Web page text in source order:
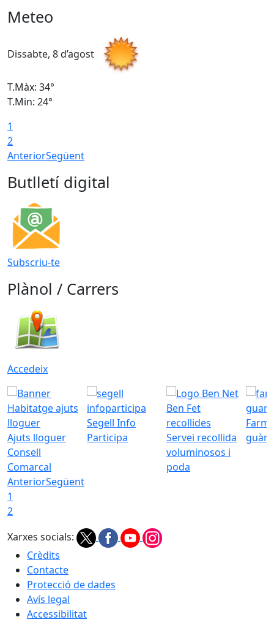
Meteo
Dissabte, 8 d’agost
T.Màx: 34°
T.Min: 24°
1
2
AnteriorSegüent
Butlletí digital
Subscriu-te
Plànol / Carrers
Accedeix
Ajuts lloguer
Consell
Comarcal
Segell Info
Participa
Servei recollida
voluminosos i
poda
AnteriorSegüent
1
2
Xarxes socials:
Crèdits
Contacte
Protecció de dades
Avís legal
Accessibilitat